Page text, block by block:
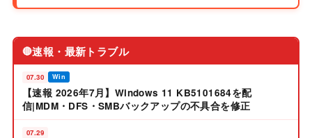
🔴速報・最新トラブル
07.30 Win
【速報 2026年7月】Windows 11 KB5101684を配
信|MDM・DFS・SMBバックアップの不具合を修正
07.29